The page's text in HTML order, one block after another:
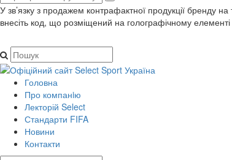
У зв’язку з продажем контрафактної продукції бренду
внесіть код, що розміщений на голографічному елементі
Головна
Про компанiю
Лекторій Select
Стандарти FIFA
Новини
Контакти